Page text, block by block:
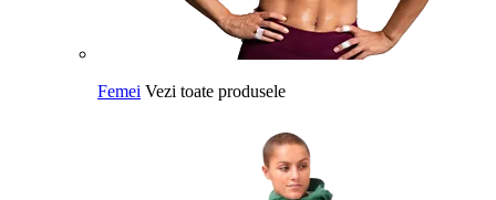
Femei Vezi toate produsele